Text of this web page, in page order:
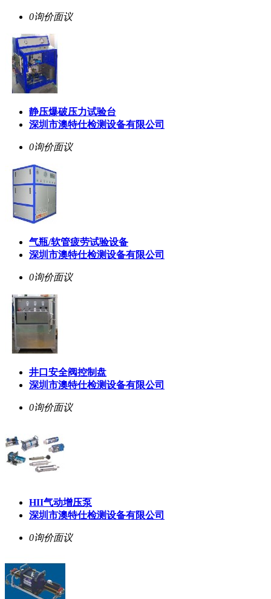
0询价面议
静压爆破压力试验台
深圳市澳特仕检测设备有限公司
0询价面议
气瓶/软管疲劳试验设备
深圳市澳特仕检测设备有限公司
0询价面议
井口安全阀控制盘
深圳市澳特仕检测设备有限公司
0询价面议
HII气动增压泵
深圳市澳特仕检测设备有限公司
0询价面议